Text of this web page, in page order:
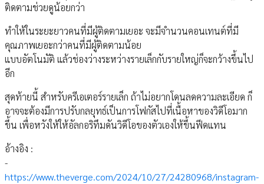
ติดตามช่วยดูน้อยกว่า
ทำให้ในระยะยาวคนที่มีผู้ติดตามเยอะ จะมีจำนวนคอนเทนต์ที่มี
คุณภาพเยอะกว่าคนที่มีผู้ติดตามน้อย
แบบอัตโนมัติ แล้วช่องว่างระหว่างรายเล็กกับรายใหญ่ก็จะกว้างขึ้นไป
อีก
สุดท้ายนี้ สำหรับครีเอเตอร์รายเล็ก ถ้าไม่อยากโดนลดความละเอียด ก็
อาจจะต้องมีการปรับกลยุทธ์เป็นการโฟกัสไปที่เนื้อหาของวิดีโอมาก
ขึ้น เพื่อหวังให้ให้อัลกอริทึมดันวิดีโอของตัวเองให้ขึ้นฟีดแทน
อ้างอิง :
-
https://www.theverge.com/2024/10/27/24280968/instagram-